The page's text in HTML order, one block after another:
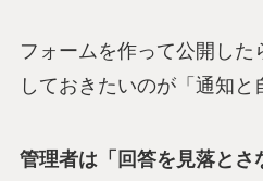
フォームを作って公開した
しておきたいのが「通知と
管理者は「回答を見落とさ